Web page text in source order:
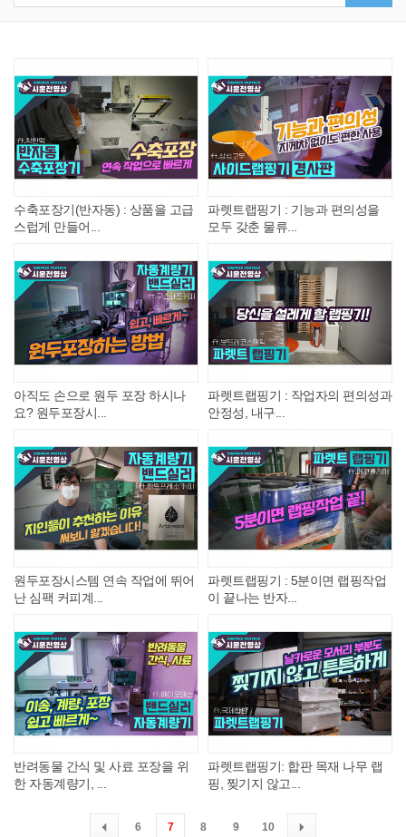
수축포장기(반자동) : 상품을 고급
스럽게 만들어...
파렛트랩핑기 : 기능과 편의성을
모두 갖춘 물류...
아직도 손으로 원두 포장 하시나
요? 원두포장시...
파렛트랩핑기 : 작업자의 편의성과
안정성, 내구...
원두포장시스템 연속 작업에 뛰어
난 심팩 커피계...
파렛트랩핑기 : 5분이면 랩핑작업
이 끝나는 반자...
반려동물 간식 및 사료 포장을 위
한 자동계량기, ...
파렛트랩핑기: 합판 목재 나무 랩
핑, 찢기지 않고...
6 7 8 9 10